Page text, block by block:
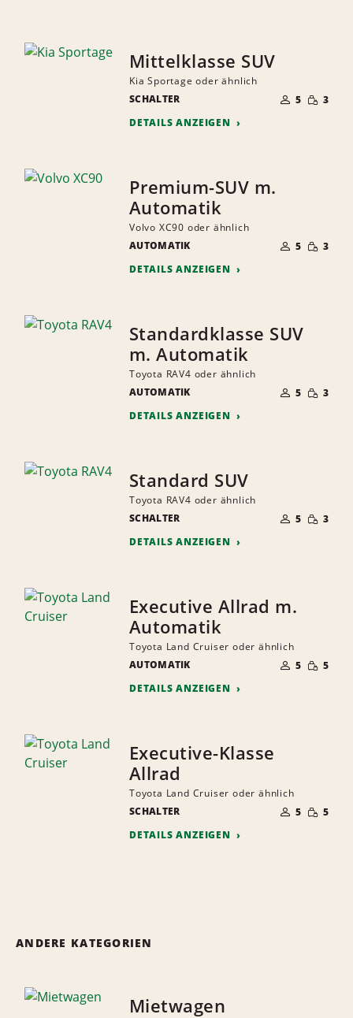
Mittelklasse SUV
Kia Sportage oder ähnlich
SCHALTER
DER
MITFAHRER
5 GERINGE
MENGE
3
DETAILS ANZEIGEN
Premium-SUV m.
Automatik
Volvo XC90 oder ähnlich
AUTOMATIK
DER
MITFAHRER
5 GERINGE
MENGE
3
DETAILS ANZEIGEN
Standardklasse SUV
m. Automatik
Toyota RAV4 oder ähnlich
AUTOMATIK
DER
MITFAHRER
5 GERINGE
MENGE
3
DETAILS ANZEIGEN
Standard SUV
Toyota RAV4 oder ähnlich
SCHALTER
DER
MITFAHRER
5 GERINGE
MENGE
3
DETAILS ANZEIGEN
Executive Allrad m.
Automatik
Toyota Land Cruiser oder ähnlich
AUTOMATIK
DER
MITFAHRER
5 GERINGE
MENGE
5
DETAILS ANZEIGEN
Executive-Klasse
Allrad
Toyota Land Cruiser oder ähnlich
SCHALTER
DER
MITFAHRER
5 GERINGE
MENGE
5
DETAILS ANZEIGEN
ANDERE KATEGORIEN
Mietwagen